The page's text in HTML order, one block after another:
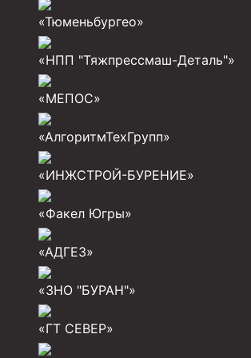
Инструмент для бурения и КРС
Шаблоны колонные
Перья гидромониторные
Ерши механические
Скреперы механические
Труболовки
«Тюменьбургео»
«НПП "Тяжпрессмаш-Деталь"»
«МЕПОС»
«АлгоритмТехГрупп»
«ИНЖСТРОЙ-БУРЕНИЕ»
«Факел Югры»
«АДГЕЗ»
«ЗНО "БУРАН"»
«ГТ СЕВЕР»